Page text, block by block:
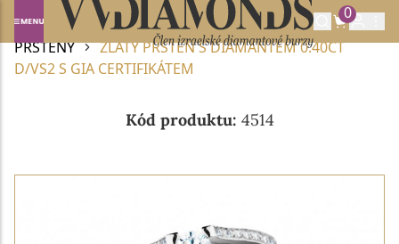
0
Domů DIAMANTOVÉ ŠPERKY
DIAMANTOVÉ
PRSTENY
ZLATÝ PRSTEN S DIAMANTEM 0.40CT
D/VS2 S GIA CERTIFIKÁTEM
Kód produktu: 4514